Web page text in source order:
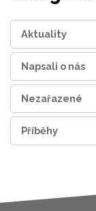
Aktuality
Napsali o nás
Nezařazené
Příběhy